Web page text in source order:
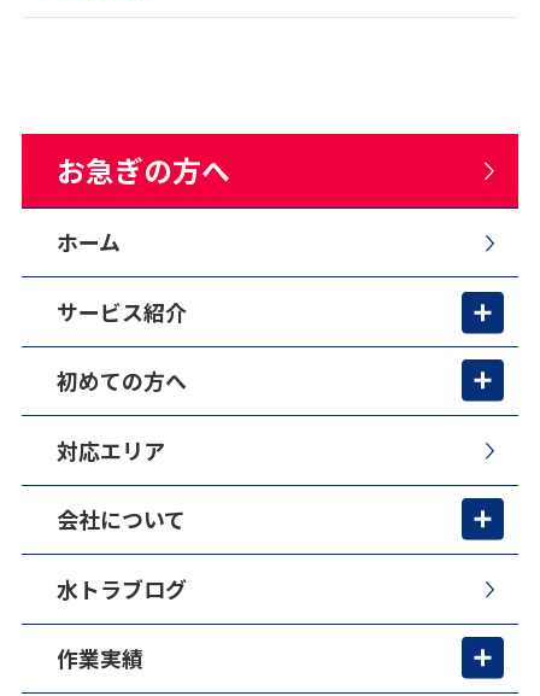
お急ぎの方へ
ホーム
サービス紹介
初めての方へ
対応エリア
会社について
水トラブログ
作業実績